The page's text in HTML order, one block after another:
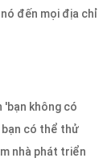
đến mọi địa chỉ
'bạn không có
bạn có thể thử
nhà phát triển